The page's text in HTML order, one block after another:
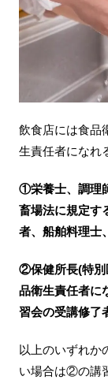
飲食店には食品
生責任者になれ
①栄養士、調理
畜場法に規定す
者、船舶料理士
②保健所長(特別
品衛生責任者に
習会の受講修了
以上のいずれ
い場合は②の講